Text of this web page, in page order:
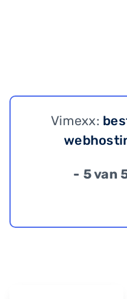
Vimexx:
- 5 van